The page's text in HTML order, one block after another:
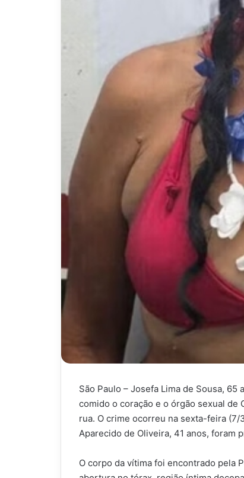
São Paulo – Josefa Lima de Sousa,
comido o coração e o órgão sexual de
rua. O crime ocorreu na sexta-feira
Aparecido de Oliveira, 41 anos, foram
O corpo da vítima foi encontrado pela